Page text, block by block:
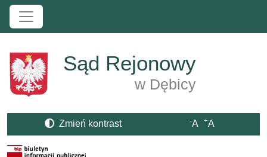
Przejdź do treści
Sąd Rejonowy
w Dębicy
Zmień kontrast -A +A
Strona BIP otwiera się w nowym oknie